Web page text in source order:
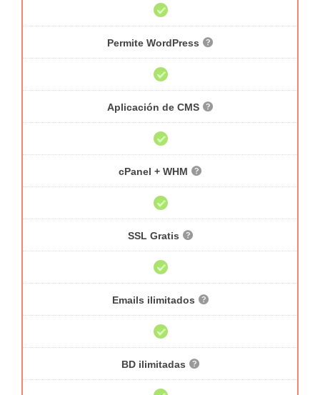
Permite WordPress
Aplicación de CMS
cPanel + WHM
SSL Gratis
Emails ilimitados
BD ilimitadas